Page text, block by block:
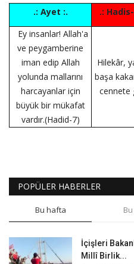
.: Ayet :. .:
Ey insanlar! Allah'a
ve peygamberine
iman edip Allah
yolunda mallarını
harcayanlar için
büyük bir mükafat
vardır.(Hadid-7)
Hilekâr,
başa
cennete
POPÜLER HABERLER
Bu hafta
İçişleri
Millî Birlik...